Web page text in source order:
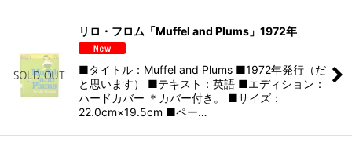
リロ・フロム「Muffel and Plums」1972年
■タイトル：Muffel and Plums ■1972年発行（だ
と思います） ■テキスト：英語 ■エディション：
ハードカバー ＊カバー付き。 ■サイズ：
22.0cm×19.5cm ■ペー…